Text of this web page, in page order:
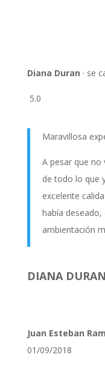
Diana Duran · se
5.0
Maravillosa
A pesar que no
de todo lo que
excelente
había
ambientación
DIANA DURAN
Juan Esteban
01/09/2018